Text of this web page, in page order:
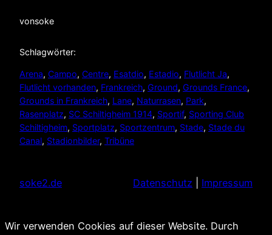
vonsoke
Schlagwörter:
Arena, Campo, Centre, Esatdio, Estadio, Flutlicht Ja
Flutlicht vorhanden, Frankreich, Ground, Grounds France
Grounds in Frankreich, Lane, Naturrasen, Park
Rasenplatz, SC Schiltigheim 1914, Sportif, Sporting Club
Schiltigheim, Sportplatz, Sportzentrum, Stade, Stade du
Canal, Stadionbilder, Tribüne
soke2.de Datenschutz Impressum
Wir verwenden Cookies auf dieser Website. Durch